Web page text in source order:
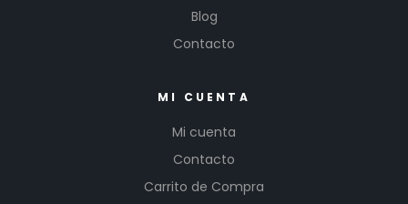
Blog
Contacto
MI CUENTA
Mi cuenta
Contacto
Carrito de Compra